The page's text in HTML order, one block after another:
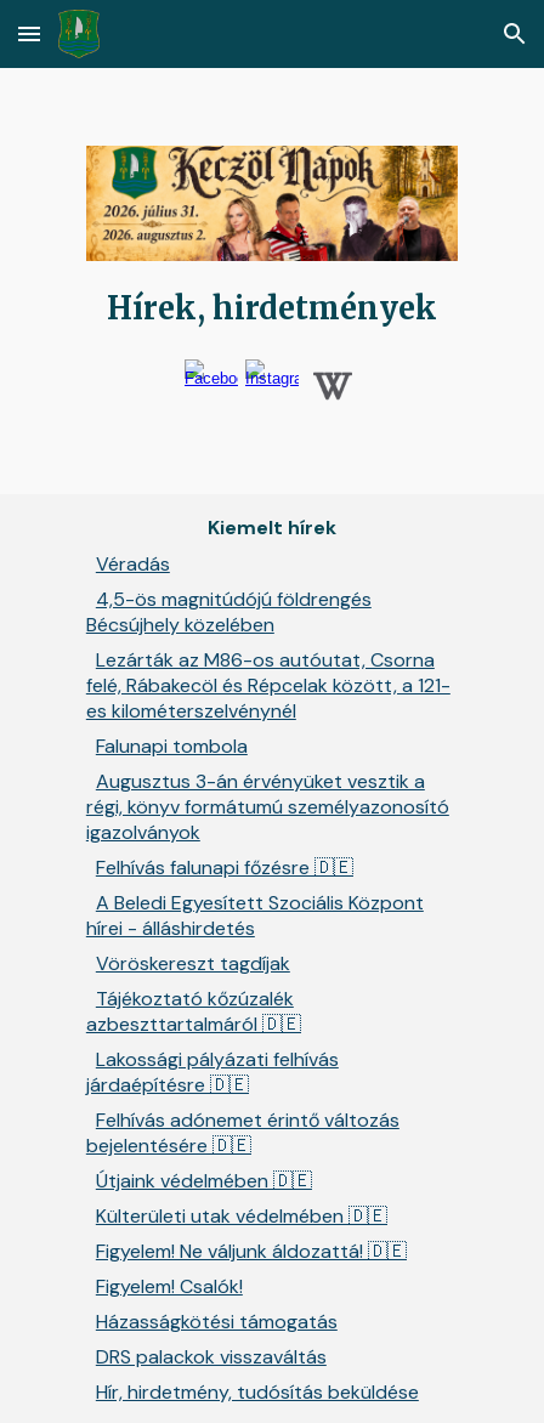
Skip to main content Skip to navigation
Hírek, hirdetmények
Kiemelt hírek
Véradás
4,5-ös magnitúdójú földrengés
Bécsújhely közelében
Lezárták az M86-os autóutat, Csorna
felé, Rábakecöl és Répcelak között, a 121-
es kilométerszelvénynél
Falunapi tombola
Augusztus 3-án érvényüket vesztik a
régi, könyv formátumú személyazonosító
igazolványok
Felhívás falunapi főzésre 🇩🇪
A Beledi Egyesített Szociális Központ
hírei - álláshirdetés
Vöröskereszt tagdíjak
Tájékoztató kőzúzalék
azbeszttartalmáról 🇩🇪
Lakossági pályázati felhívás
járdaépítésre 🇩🇪
Felhívás adónemet érintő változás
bejelentésére 🇩🇪
Útjaink védelmében 🇩🇪
Külterületi utak védelmében 🇩🇪
Figyelem! Ne váljunk áldozattá! 🇩🇪
Figyelem! Csalók!
Házasságkötési támogatás
DRS palackok visszaváltás
Hír, hirdetmény, tudósítás beküldése